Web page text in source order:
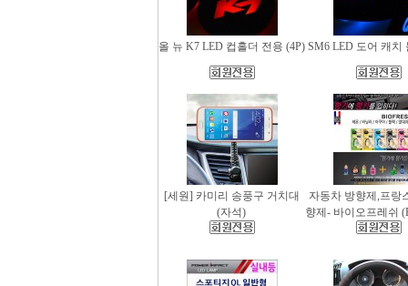
올 뉴 K7 LED 컵홀더 전용 (4P) SM6 LED 도어 캐치
[세원] 카미리 송풍구 거치대
(자석)
자동차 방향제,프랑
향제- 바이오프레쉬